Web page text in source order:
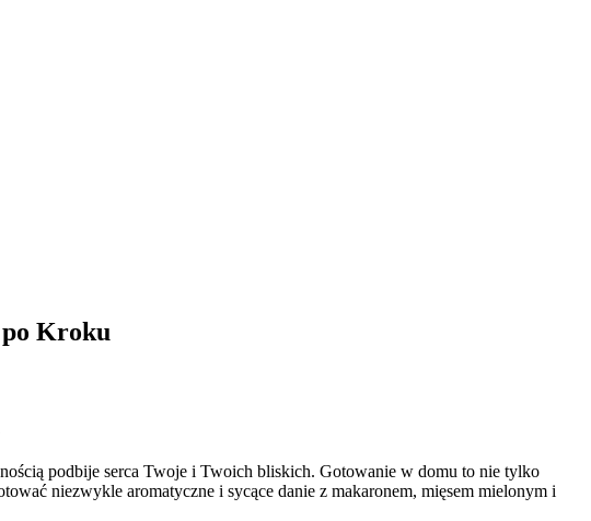
Kroku
podbije serca Twoje i Twoich bliskich. Gotowanie w domu to nie tylko
niezwykle aromatyczne i sycące danie z makaronem, mięsem mielonym i